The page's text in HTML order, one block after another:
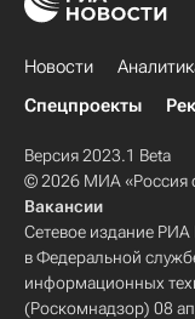
Новости
Спецпроекты
Версия 2023.1 Beta
© 2026 МИА «Россия
Вакансии
Сетевое издание РИА
в Федеральной
информационных
(Роскомнадзор) 08